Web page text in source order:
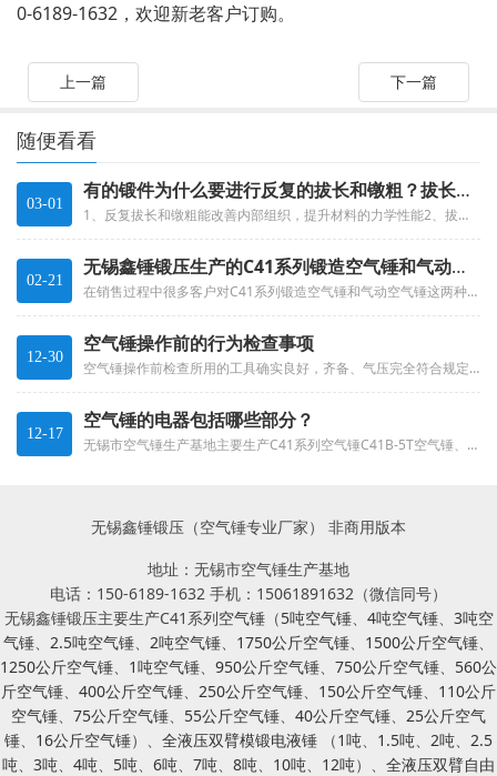
0-6189-1632，欢迎新老客户订购。
上一篇 下一篇
随便看看
03-01
有的锻件为什么要进行反复的拔长和镦粗？拔长和镦粗有何异同？
​1、反复拔长和镦粗能改善内部组织，提升材料的力学性能2、拔长长度增加，截面减小；镦粗长度缩短，截面增大。3、同：都能改...
02-21
无锡鑫锤锻压生产的C41系列锻造空气锤和气动空气锤有什么不同
在销售过程中很多客户对C41系列锻造空气锤和气动空气锤这两种产品容易造成混淆。那么这两种产品究竟有什么区别，下面就让我们...
12-30
空气锤操作前的行为检查事项
空气锤操作前检查所用的工具确实良好，齐备、气压完全符合规定。开动空气锤设备前，应检查电气接地、防护装置、离合器等是否良好...
12-17
空气锤的电器包括哪些部分？
无锡市空气锤生产基地主要生产C41系列空气锤C41B-5T空气锤、C41B-4T空气锤、C41B-3T空气锤、C41B-...
无锡鑫锤锻压（空气锤专业厂家） 非商用版本
地址：无锡市空气锤生产基地
电话：150-6189-1632 手机：15061891632（微信同号）
无锡鑫锤锻压主要生产C41系列空气锤（5吨空气锤、 4吨空气锤、 3吨空
气锤、 2.5吨空气锤、 2吨空气锤、 1750公斤空气锤、 1500公斤空气锤、
1250公斤空气锤、 1吨空气锤、 950公斤空气锤、 750公斤空气锤、 560公
斤空气锤、 400公斤空气锤、 250公斤空气锤、 150公斤空气锤、 110公斤
空气锤、 75公斤空气锤、 55公斤空气锤、 40公斤空气锤、 25公斤空气
锤、 16公斤空气锤）、 全液压双臂模锻电液锤 （1吨、 1.5吨、 2吨、 2.5
吨、 3吨、 4吨、 5吨、 6吨、 7吨、 8吨、 10吨、 12吨）、 全液压双臂自由